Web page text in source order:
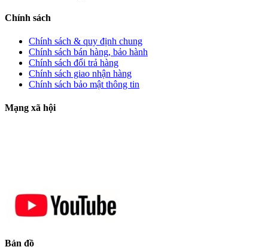
Chính sách
Chính sách & quy định chung
Chính sách bán hàng, bảo hành
Chính sách đổi trả hàng
Chính sách giao nhận hàng
Chính sách bảo mật thông tin
Mạng xã hội
Bản đồ